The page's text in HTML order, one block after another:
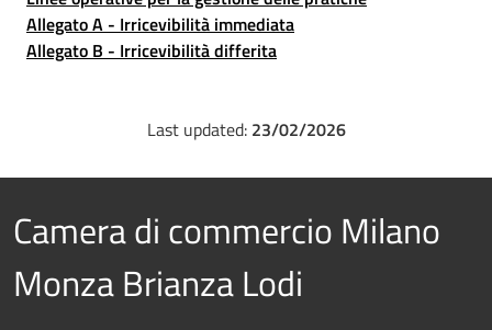
Allegato A - Irricevibilità immediata
Allegato B - Irricevibilità differita
Last updated: 23/02/2026
Camera di commercio Milano
Monza Brianza Lodi